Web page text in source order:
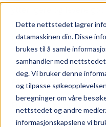
Dette nettstedet lagrer
datamaskinen din. Disse
brukes til å samle
samhandler med
deg. Vi bruker denne
og tilpasse
beregninger om våre
nettstedet og andre
informasjonskapslene vi
ytterligere og levere
Det vil også gi en
hvilket innhold som må
MYE Å HENTE PÅ
Fra et SEO-perspektiv
fra å jobbe på denne